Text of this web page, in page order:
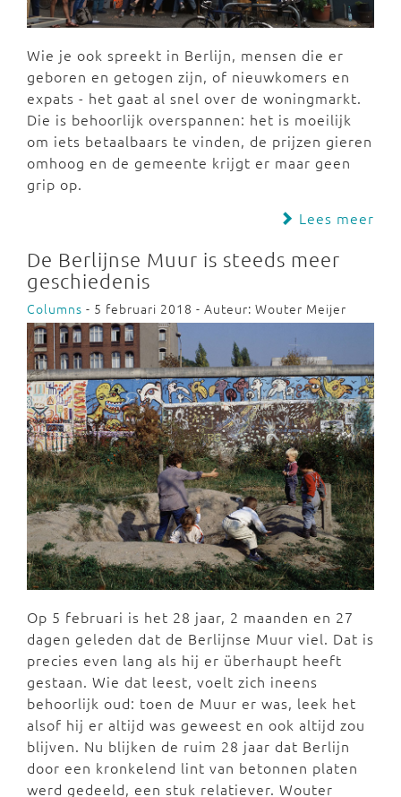
Wie je ook spreekt in Berlijn, mensen die er
geboren en getogen zijn, of nieuwkomers en
expats - het gaat al snel over de woningmarkt.
Die is behoorlijk overspannen: het is moeilijk
om iets betaalbaars te vinden, de prijzen gieren
omhoog en de gemeente krijgt er maar geen
grip op.
Lees meer
De Berlijnse Muur is steeds meer
geschiedenis
Columns - 5 februari 2018 - Auteur: Wouter Meijer
Op 5 februari is het 28 jaar, 2 maanden en 27
dagen geleden dat de Berlijnse Muur viel. Dat is
precies even lang als hij er überhaupt heeft
gestaan. Wie dat leest, voelt zich ineens
behoorlijk oud: toen de Muur er was, leek het
alsof hij er altijd was geweest en ook altijd zou
blijven. Nu blijken de ruim 28 jaar dat Berlijn
door een kronkelend lint van betonnen platen
werd gedeeld, een stuk relatiever. Wouter